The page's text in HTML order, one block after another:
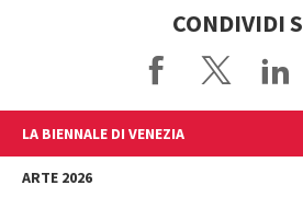
CONDIVIDI
LA BIENNALE DI VENEZIA
L'Istituzione
ARTE 2026